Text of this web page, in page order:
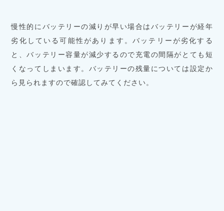
慢性的にバッテリーの減りが早い場合はバッテリーが経年
劣化している可能性があります。バッテリーが劣化する
と、バッテリー容量が減少するので充電の間隔がとても短
くなってしまいます。バッテリーの残量については設定か
ら見られますので確認してみてください。